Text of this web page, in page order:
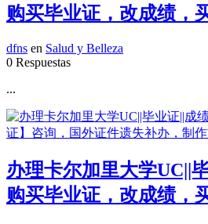
购买毕业证，改成绩，
dfns en Salud y Belleza
0 Respuestas
...
办理卡尔加里大学UC||
购买毕业证，改成绩，